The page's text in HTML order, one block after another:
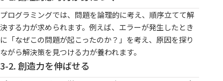
プログラミングでは、問題を論理的に考え、順序立てて解
決する力が求められます。例えば、エラーが発生したとき
に「なぜこの問題が起こったのか？」を考え、原因を探り
ながら解決策を見つける力が養われます。
3-2. 創造力を伸ばせる